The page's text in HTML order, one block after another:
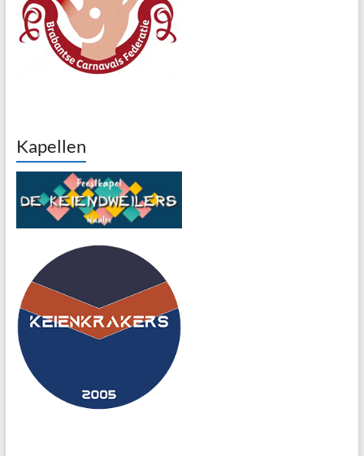
Kapellen